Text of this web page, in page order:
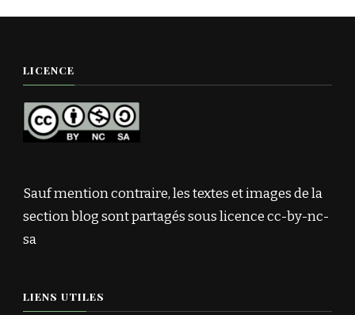
LICENCE
Sauf mention contraire, les textes et images de la
section blog sont partagés sous licence cc-by-nc-
sa
LIENS UTILES